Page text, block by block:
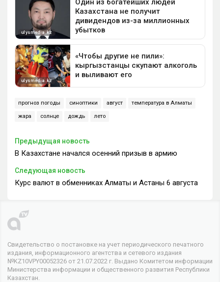
прогноз погоды синоптики август температура в Алматы
жара солнце дождь лето
Предыдущая новость
В Казахстане начался осенний призыв в армию
Следующая новость
Курс валют в обменниках Алматы и Астаны 6 августа
Свидетельство о постановке на учет периодического печатного
издания, информационного агентства и сетевого издания
№KZ10VPY00052326 от 21.07.2022 г. Выдано Комитетом информации
Министерства информации и общественного развития Республики
Казахстан.